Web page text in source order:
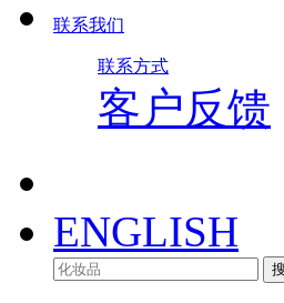
联系我们
联系方式
客户反馈
ENGLISH